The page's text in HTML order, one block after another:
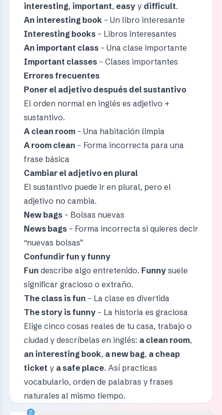
interesting, important, easyy difficult.
An interesting book – Un libro interesante
Interesting books– Libros interesantes
An important class– Una clase importante
Important classes– Clases importantes
Errores frecuentes
Poner el adjetivo después del sustantivo
El orden normal en inglés es adjetivo +
sustantivo.
A clean room– Una habitación limpia
A room clean – Forma incorrecta para una
frase básica
Cambiar el adjetivo en plural
El sustantivo puede ir en plural, pero el
adjetivo no cambia.
New bags– Bolsas nuevas
News bags– Forma incorrecta si quieres decir
“nuevas bolsas”
Confundir fun y funny
Fun describe algo entretenido. Funnysuele
significar gracioso o extraño.
The class is fun – La clase es divertida
The story is funny– La historia es graciosa
Elige cinco cosas reales de tu casa, trabajo o
ciudad y descríbelas en inglés: a clean room,
an interesting book, a new bag, a cheap
ticket y a safe place. Así practicas
vocabulario, orden de palabras y frases
naturales al mismo tiempo.